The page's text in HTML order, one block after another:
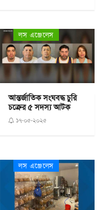
লস এঞ্জেলেস
আন্তর্জাতিক সংঘবদ্ধ চুরি
চক্রের ৫ সদস্য আটক
১৭-০৫-২০২৫
লস এঞ্জেলেস